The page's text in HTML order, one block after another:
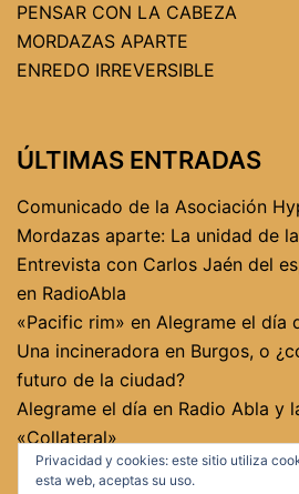
PENSAR CON LA CABEZA
MORDAZAS APARTE
ENREDO IRREVERSIBLE
ÚLTIMAS ENTRADAS
Comunicado de la Asociación
Mordazas aparte: La unidad de
Entrevista con Carlos Jaén del
en RadioAbla
«Pacific rim» en Alegrame el día
Una incineradora en Burgos, o
futuro de la ciudad?
Alegrame el día en Radio Abla y
«Collateral»
Privacidad y cookies: este sitio utiliza
esta web, aceptas su uso.